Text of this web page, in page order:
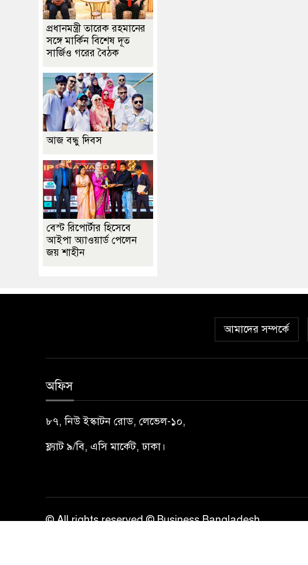
প্রধানমন্ত্রী তারেক রহমানের
সঙ্গে মার্কিন বিশেষ দূত
সার্জিও গরের বৈঠক
আজ বন্ধু দিবস
বেস্ট রিপোর্টার হিসেবে
আইপা অ্যাওয়ার্ড পেলেন
জয় শাহীন
আমাদের সম্পর্কে
অফিস
৮৭, নিউ ইস্কাটন রোড, লেভেল-১০,
ফ্ল্যাট ৯/বি, এসি মার্কেট, ঢাকা।
© All rights reserved © Business Bangladesh